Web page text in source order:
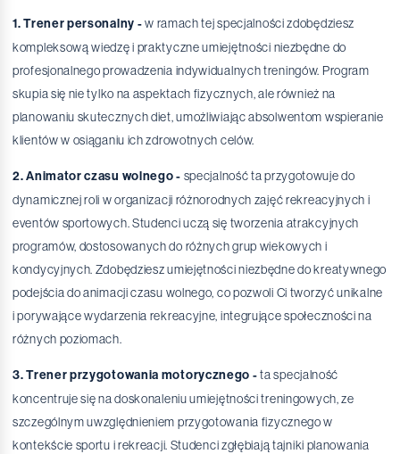
1. Trener personalny -w ramach tej specjalności zdobędziesz
kompleksową wiedzę i praktyczne umiejętności niezbędne do
profesjonalnego prowadzenia indywidualnych treningów. Program
skupia się nie tylko na aspektach fizycznych, ale również na
planowaniu skutecznych diet, umożliwiając absolwentom wspieranie
klientów w osiąganiu ich zdrowotnych celów.
2. Animator czasu wolnego - specjalność ta przygotowuje do
dynamicznej roli w organizacji różnorodnych zajęć rekreacyjnych i
eventów sportowych. Studenci uczą się tworzenia atrakcyjnych
programów, dostosowanych do różnych grup wiekowych i
kondycyjnych. Zdobędziesz umiejętności niezbędne do kreatywnego
podejścia do animacji czasu wolnego, co pozwoli Ci tworzyć unikalne
i porywające wydarzenia rekreacyjne, integrujące społeczności na
różnych poziomach.
3. Trener przygotowania motorycznego -ta specjalność
koncentruje się na doskonaleniu umiejętności treningowych, ze
szczególnym uwzględnieniem przygotowania fizycznego w
kontekście sportu i rekreacji. Studenci zgłębiają tajniki planowania